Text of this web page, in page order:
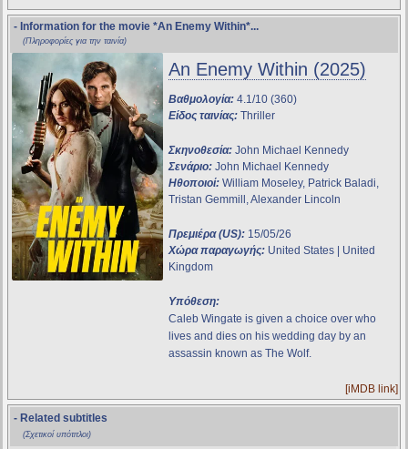
- Information for the movie *An Enemy Within*...
(Πληροφορίες για την ταινία)
An Enemy Within (2025)
Βαθμολογία: 4.1/10 (360)
Είδος ταινίας: Thriller
Σκηνοθεσία: John Michael Kennedy
Σενάριο: John Michael Kennedy
Ηθοποιοί: William Moseley, Patrick Baladi,
Tristan Gemmill, Alexander Lincoln
Πρεμιέρα (US): 15/05/26
Χώρα παραγωγής: United States | United
Kingdom
Υπόθεση:
Caleb Wingate is given a choice over who
lives and dies on his wedding day by an
assassin known as The Wolf.
[iMDB link]
- Related subtitles
(Σχετικοί υπότιτλοι)